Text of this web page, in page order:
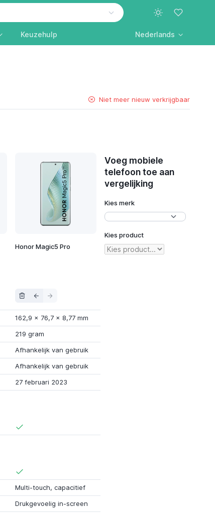
Keuzehulp Nederlands
Niet meer nieuw verkrijgbaar
Honor Magic5 Pro
Voeg mobiele
telefoon toe aan
vergelijking
Kies merk
Kies product
162,9 x 76,7x 8,77 mm
219 gram
Afhankelijk van gebruik
Afhankelijk van gebruik
27 februari 2023
Multi-touch, capacitief
Drukgevoelig in-screen